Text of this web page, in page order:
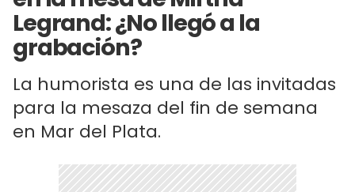
Legrand: ¿No llegó a la
grabación?
La humorista es una de las invitadas
para la mesaza del fin de semana
en Mar del Plata.